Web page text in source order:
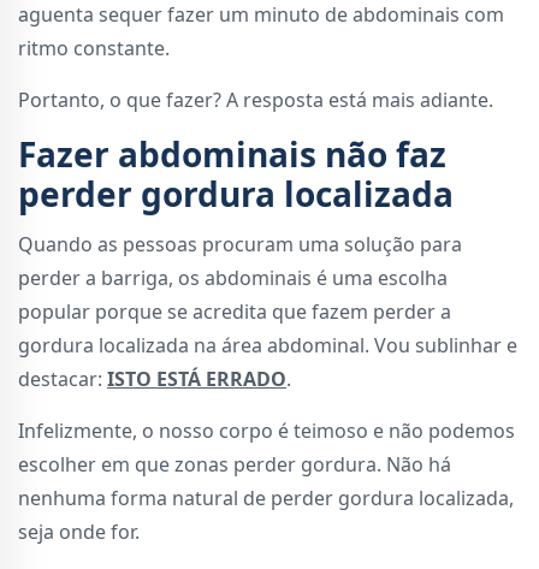
aguenta sequer fazer um minuto de abdominais com
ritmo constante.
Portanto, o que fazer? A resposta está mais adiante.
Fazer abdominais não faz
perder gordura localizada
Quando as pessoas procuram uma solução para
perder a barriga, os abdominais é uma escolha
popular porque se acredita que fazem perder a
gordura localizada na área abdominal. Vou sublinhar e
destacar: ISTO ESTÁ ERRADO.
Infelizmente, o nosso corpo é teimoso e não podemos
escolher em que zonas perder gordura. Não há
nenhuma forma natural de perder gordura localizada,
seja onde for.